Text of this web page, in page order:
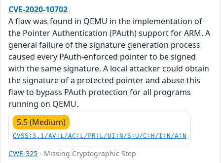
CVE-2020-10702
A flaw was found in QEMU in the implementation of
the Pointer Authentication (PAuth) support for ARM. A
general failure of the signature generation process
caused every PAuth-enforced pointer to be signed
with the same signature. A local attacker could obtain
the signature of a protected pointer and abuse this
flaw to bypass PAuth protection for all programs
running on QEMU.
5.5 (Medium)
CVSS:3.1/AV:L/AC:L/PR:L/UI:N/S:U/C:H/I:N/A:N
CWE-325 - Missing Cryptographic Step